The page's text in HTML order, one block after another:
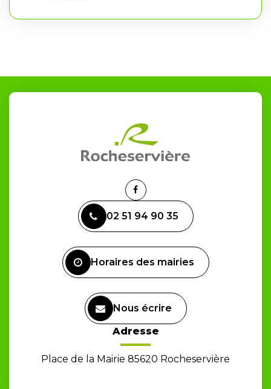
Lien
le
compte
02 51 94 90 35
Horaires des mairies
Nous écrire
Adresse
Place de la Mairie 85620 Rocheservière